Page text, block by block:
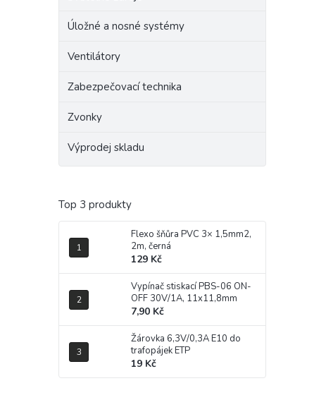
Úložné a nosné systémy
Ventilátory
Zabezpečovací technika
Zvonky
Výprodej skladu
Top 3 produkty
Flexo šňůra PVC 3× 1,5mm2,
2m, černá
129 Kč
Vypínač stiskací PBS-06 ON-
OFF 30V/1A, 11x11,8mm
7,90 Kč
Žárovka 6,3V/0,3A E10 do
trafopájek ETP
19 Kč